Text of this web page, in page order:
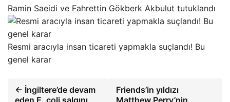
Ramin Saeidi ve Fahrettin Gökberk Akbulut tutuklandı
Resmi aracıyla insan ticareti yapmakla suçlandı! Bu
genel karar
← İngiltere’de devam
Friends’in yıldızı